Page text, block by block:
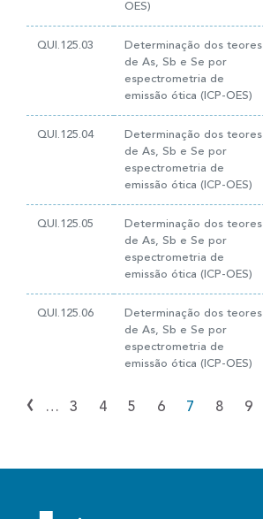
OES)
QUI.125.03
Determinação dos teores
de As, Sb e Se por
espectrometria de
emissão ótica (ICP-OES)
QUI.125.04
Determinação dos teores
de As, Sb e Se por
espectrometria de
emissão ótica (ICP-OES)
QUI.125.05
Determinação dos teores
de As, Sb e Se por
espectrometria de
emissão ótica (ICP-OES)
QUI.125.06
Determinação dos teores
de As, Sb e Se por
espectrometria de
emissão ótica (ICP-OES)
‹ … 3 4 5 6 7 8 9